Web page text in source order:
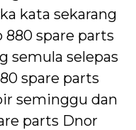
kata sekarang
spare parts
semula selepas
spare parts
seminggu dan
parts Dnor